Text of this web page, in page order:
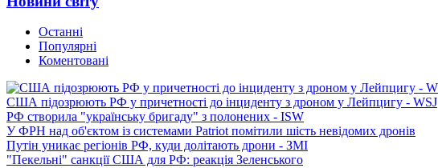
Останні
Популярні
Коментовані
США підозрюють РФ у причетності до інциденту з дроном у Лейпцигу - WSJ
РФ створила "українську бригаду" з полонених - ISW
У ФРН над об'єктом із системами Patriot помітили шість невідомих дронів
Путін уникає регіонів РФ, куди долітають дрони - ЗМІ
"Пекельні" санкції США для РФ: реакція Зеленського